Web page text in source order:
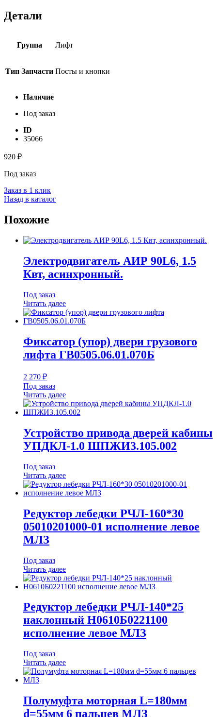
Детали
Группа Лифт
Тип Запчасти Посты и кнопки
Наличие
Под заказ
ID
35066
920 ₽
Под заказ
Заказ в 1 клик
Назад в каталог
Похожие
Электродвигатель АИР 90L6, 1.5
Квт, асинхронный.
Под заказ
Читать далее
Фиксатор (упор) двери грузового
лифта ГВ0505.06.01.070Б
2 270 ₽
Под заказ
Читать далее
Устройство привода дверей кабины
УПДКЛ-1.0 ШПЖИ3.105.002
Под заказ
Читать далее
Редуктор лебедки РЧЛ-160*30
05010201000-01 исполнение левое
МЛЗ
Под заказ
Читать далее
Редуктор лебедки РЧЛ-140*25
наклонный Н0610Б0221100
исполнение левое МЛЗ
Под заказ
Читать далее
Полумуфта моторная L=180мм
d=55мм 6 пальцев МЛЗ